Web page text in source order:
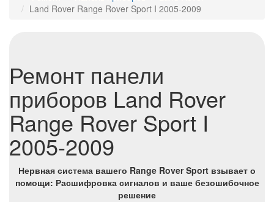
Land Rover Range Rover Sport I 2005-2009
Ремонт панели
приборов Land Rover
Range Rover Sport I
2005-2009
Нервная система вашего Range Rover Sport взывает о
помощи: Расшифровка сигналов и ваше безошибочное
решение